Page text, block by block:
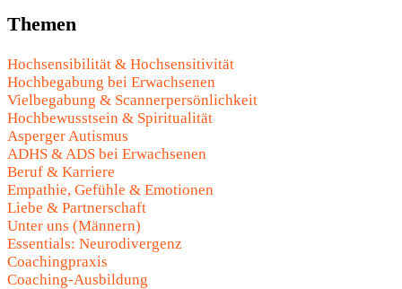
Themen
Hochsensibilität & Hochsensitivität
Hochbegabung bei Erwachsenen
Vielbegabung & Scannerpersönlichkeit
Hochbewusstsein & Spiritualität
Asperger Autismus
ADHS & ADS bei Erwachsenen
Beruf & Karriere
Empathie, Gefühle & Emotionen
Liebe & Partnerschaft
Unter uns (Männern)
Essentials: Neurodivergenz
Coachingpraxis
Coaching-Ausbildung